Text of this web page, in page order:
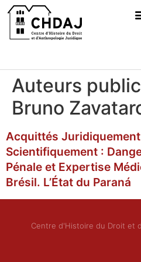
Auteurs
Bruno
Acquittés
Scientifiquement :
Pénale et Expertise
Brésil. L’État du Paraná
Centre d'Histoire du Droit et